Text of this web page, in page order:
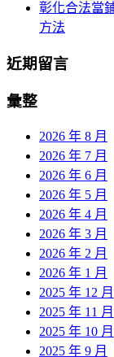
彰化合法當
方法
近期留言
彙整
2026 年 8 月
2026 年 7 月
2026 年 6 月
2026 年 5 月
2026 年 4 月
2026 年 3 月
2026 年 2 月
2026 年 1 月
2025 年 12 月
2025 年 11 月
2025 年 10 月
2025 年 9 月